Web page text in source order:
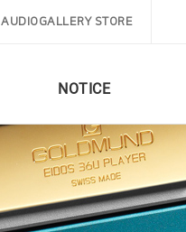
AUDIOGALLERY STORE
NOTICE